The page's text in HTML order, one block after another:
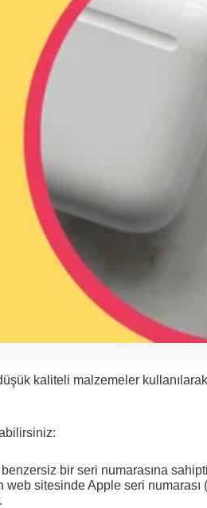
kaliteli malzemeler
bir seri numarasına
sitesinde Apple seri numarası